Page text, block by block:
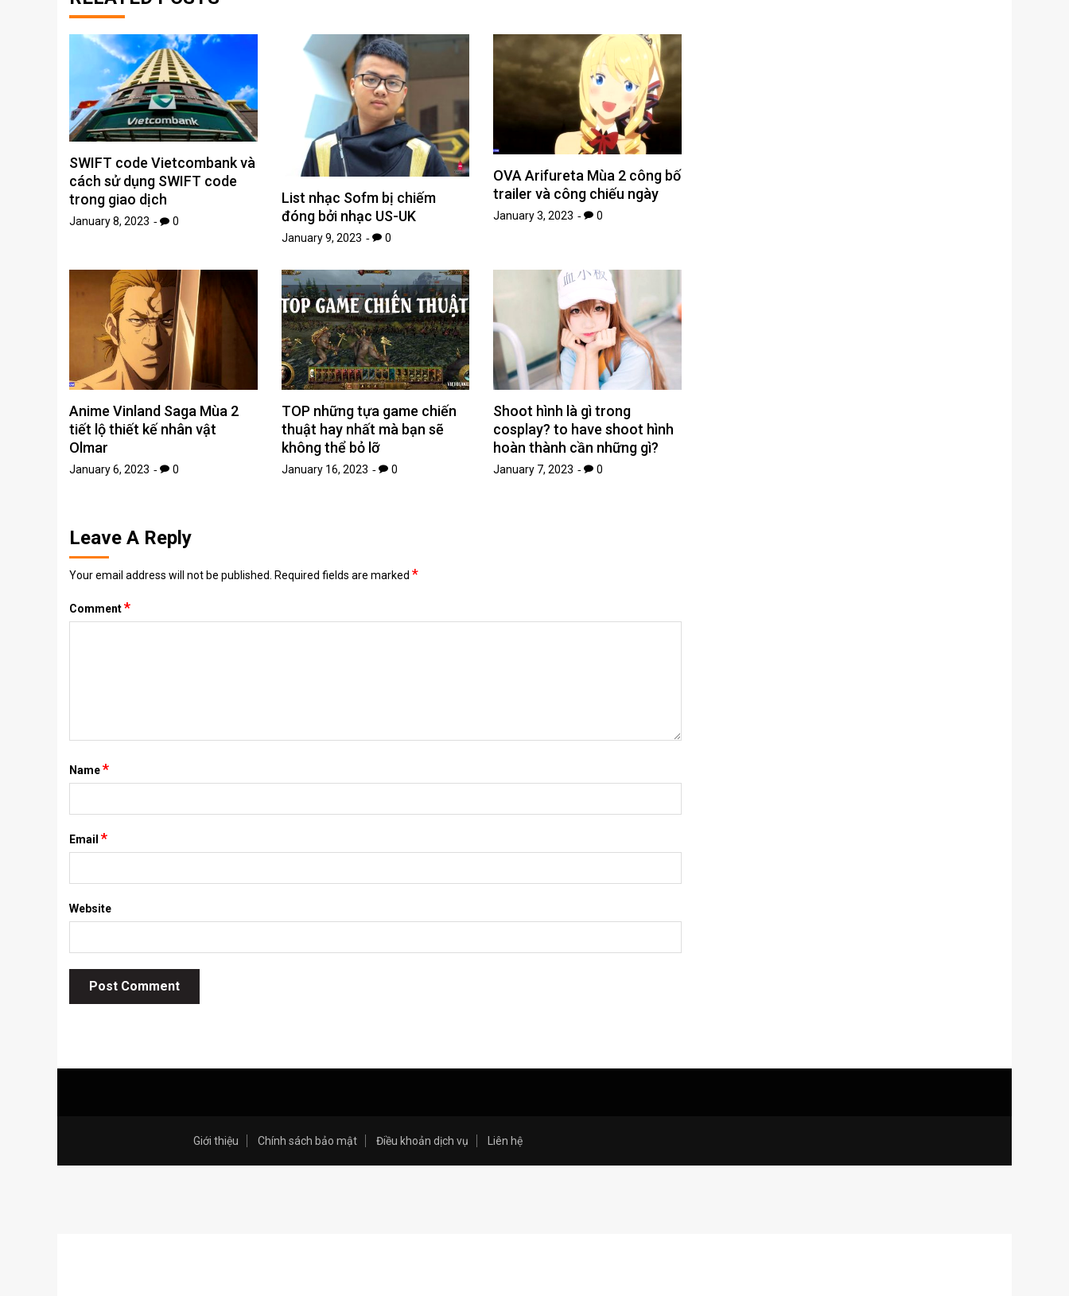
SWIFT code Vietcombank và
cách sử dụng SWIFT code
trong giao dịch
January 8, 2023 0
List nhạc Sofm bị chiếm
đóng bởi nhạc US-UK
January 9, 2023 0
OVA Arifureta Mùa 2 công bố
trailer và công chiếu ngày
January 3, 2023 0
Anime Vinland Saga Mùa 2
tiết lộ thiết kế nhân vật
Olmar
January 6, 2023 0
TOP những tựa game chiến
thuật hay nhất mà bạn sẽ
không thể bỏ lỡ
January 16, 2023 0
Shoot hình là gì trong
cosplay? to have shoot hình
hoàn thành cần những gì?
January 7, 2023 0
Leave A Reply
Your email address will not be published. Required fields are marked *
Comment*
Name*
Email *
Website
Giới thiệu Chính sách bảo mật Điều khoản dịch vụ Liên hệ